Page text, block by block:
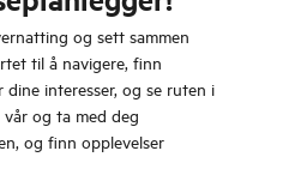
og sett sammen
til å navigere, finn
dine interesser, og se ruten i
og ta med deg
og finn opplevelser